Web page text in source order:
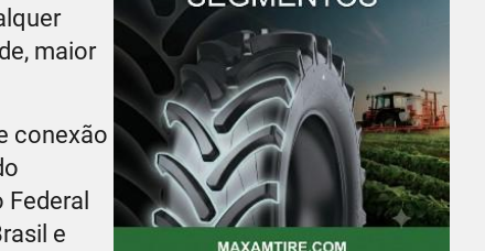
maior
conexão
e